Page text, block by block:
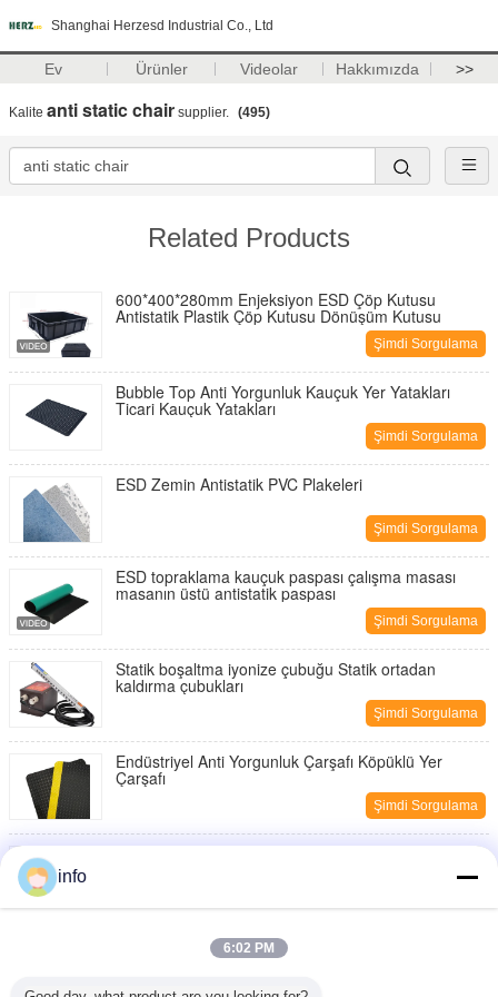
Shanghai Herzesd Industrial Co., Ltd
Ev Ürünler Videolar Hakkımızda >>
Kalite anti static chair supplier. (495)
Related Products
600*400*280mm Enjeksiyon ESD Çöp Kutusu
Antistatik Plastik Çöp Kutusu Dönüşüm Kutusu
Şimdi Sorgulama
Bubble Top Anti Yorgunluk Kauçuk Yer Yatakları
Ticari Kauçuk Yatakları
Şimdi Sorgulama
ESD Zemin Antistatik PVC Plakeleri
Şimdi Sorgulama
ESD topraklama kauçuk paspası çalışma masası
masanın üstü antistatik paspası
Şimdi Sorgulama
Statik boşaltma iyonize çubuğu Statik ortadan
kaldırma çubukları
Şimdi Sorgulama
Endüstriyel Anti Yorgunluk Çarşafı Köpüklü Yer
Çarşafı
Şimdi Sorgulama
EPA Bölgeleri için Anti-Statik ESD Çalışma Masası
info
6:02 PM